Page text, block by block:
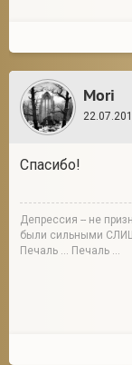
Mori
Спасибо!
Депрессия -- не
были сильными
Печаль ... Печаль ...